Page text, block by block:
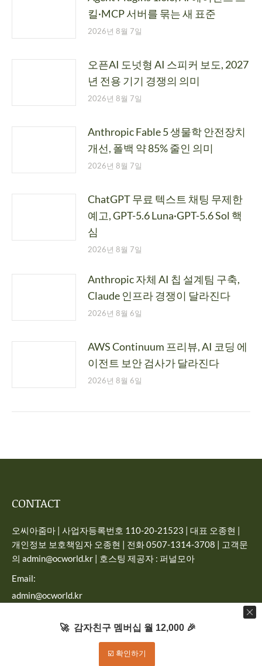
킬·MCP 서버를 묶는 새 표준
2026년 8월 7일
오픈AI 도넛형 AI 스피커 보도, 2027
년 전용 기기 경쟁의 의미
2026년 8월 7일
Anthropic Fable 5 생물학 안전장치
개선, 폴백 약 85% 줄인 의미
2026년 8월 7일
ChatGPT 무료 텍스트 채팅 무제한
예고, GPT-5.6 Luna·GPT-5.6 Sol 핵
심
2026년 8월 7일
Anthropic 자체 AI 칩 설계팀 구축,
Claude 인프라 경쟁이 달라진다
2026년 8월 6일
AWS Continuum 프리뷰, AI 코딩 에
이전트 보안 검사가 달라진다
2026년 8월 6일
CONTACT
오씨아줌마 | 사업자등록번호 110-20-21523 | 대표 오종현 |
개인정보 보호책임자 오종현 | 전화 0507-1314-3708 | 고객문
의 admin@ocworld.kr | 호스팅 제공자 : 퍼널모아
Email:
admin@ocworld.kr
Dream-Theme — truly premium WordPress themes
🚀 감자친구 멤버십 월 12,000 🎉
☑️ 확인하기